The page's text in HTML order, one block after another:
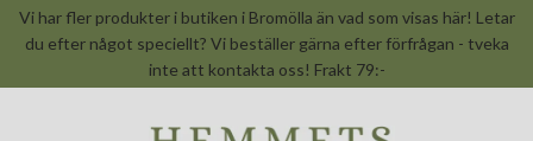
Vi har fler produkter i butiken i Bromölla än vad som visas här! Letar
du efter något speciellt? Vi beställer gärna efter förfrågan - tveka
inte att kontakta oss! Frakt 79:-